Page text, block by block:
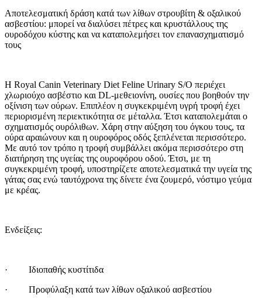
Αποτελεσματική δράση κατά των λίθων στρουβίτη & οξαλικού
ασβεστίου: μπορεί να διαλύσει πέτρες και κρυστάλλους της
ουροδόχου κύστης και να καταπολεμήσει τον επανασχηματισμό
τους
Η Royal Canin Veterinary Diet Feline Urinary S/O περιέχει
χλωριούχο ασβέστιο και DL-μεθειονίνη, ουσίες που βοηθούν την
οξίνιση των ούρων. Επιπλέον η συγκεκριμένη υγρή τροφή έχει
περιορισμένη περιεκτικότητα σε μέταλλα. Έτσι καταπολεμάται ο
σχηματισμός ουρόλιθων. Χάρη στην αύξηση του όγκου τους, τα
ούρα αραιώνουν και η ουροφόρος οδός ξεπλένεται περισσότερο.
Με αυτό τον τρόπο η τροφή συμβάλλει ακόμα περισσότερο στη
διατήρηση της υγείας της ουροφόρου οδού. Έτσι, με τη
συγκεκριμένη τροφή, υποστηρίζετε αποτελεσματικά την υγεία της
γάτας σας ενώ ταυτόχρονα της δίνετε ένα ζουμερό, νόστιμο γεύμα
με κρέας.
Ενδείξεις:
· Ιδιοπαθής κυστίτιδα
· Προφύλαξη κατά των λίθων οξαλικού ασβεστίου